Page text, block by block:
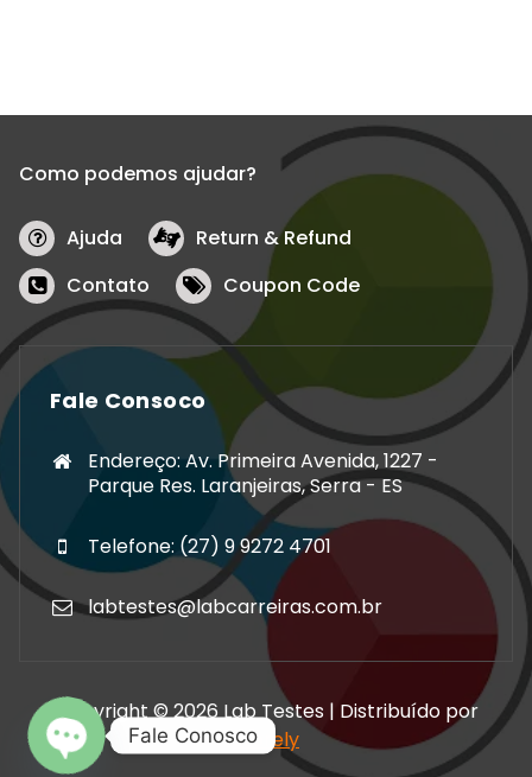
Como podemos ajudar?
Ajuda
Return & Refund
Contato
Coupon Code
Fale Consoco
Endereço: Av. Primeira Avenida, 1227 -
Parque Res. Laranjeiras, Serra - ES
Telefone: (27) 9 9272 4701
labtestes@labcarreiras.com.br
Copyright © 2026 Lab Testes | Distribuído por
Storely
Fale Conosco